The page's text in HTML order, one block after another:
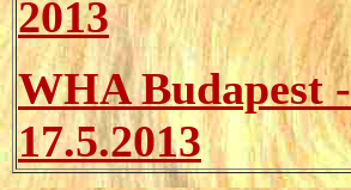
2013
WHA Budapest -
17.5.2013